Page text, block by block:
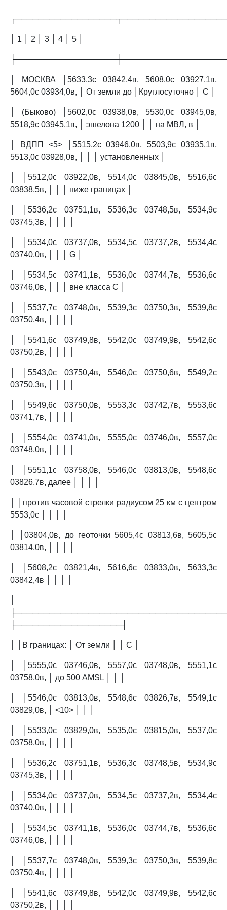
│ 1 │ 2 │ 3 │ 4 │ 5 │
│ МОСКВА │5633,3с 03842,4в, 5608,0с 03927,1в,
5604,0с 03934,0в, │ От земли до │Круглосуточно │ C │
│ (Быково) │5602,0с 03938,0в, 5530,0с 03945,0в,
5518,9с 03945,1в, │ эшелона 1200 │ │ на МВЛ, в │
│ ВДПП <5> │5515,2с 03946,0в, 5503,9с 03935,1в,
5513,0с 03928,0в, │ │ │ установленных │
│ │5512,0с 03922,0в, 5514,0с 03845,0в, 5516,6с
03838,5в, │ │ │ ниже границах │
│ │5536,2с 03751,1в, 5536,3с 03748,5в, 5534,9с
03745,3в, │ │ │ │
│ │5534,0с 03737,0в, 5534,5с 03737,2в, 5534,4с
03740,0в, │ │ │ G │
│ │5534,5с 03741,1в, 5536,0с 03744,7в, 5536,6с
03746,0в, │ │ │ вне класса C │
│ │5537,7с 03748,0в, 5539,3с 03750,3в, 5539,8с
03750,4в, │ │ │ │
│ │5541,6с 03749,8в, 5542,0с 03749,9в, 5542,6с
03750,2в, │ │ │ │
│ │5543,0с 03750,4в, 5546,0с 03750,6в, 5549,2с
03750,3в, │ │ │ │
│ │5549,6с 03750,0в, 5553,3с 03742,7в, 5553,6с
03741,7в, │ │ │ │
│ │5554,0с 03741,0в, 5555,0с 03746,0в, 5557,0с
03748,0в, │ │ │ │
│ │5551,1с 03758,0в, 5546,0с 03813,0в, 5548,6с
03826,7в, далее │ │ │ │
│ │против часовой стрелки радиусом 25 км с центром
5553,0с │ │ │ │
│ │03804,0в, до геоточки 5605,4с 03813,6в, 5605,5с
03814,0в, │ │ │ │
│ │5608,2с 03821,4в, 5616,6с 03833,0в, 5633,3с
03842,4в │ │ │ │
├───────────────────┤
│ │В границах: │ От земли │ │ C │
│ │5555,0с 03746,0в, 5557,0с 03748,0в, 5551,1с
03758,0в, │ до 500 AMSL │ │ │
│ │5546,0с 03813,0в, 5548,6с 03826,7в, 5549,1с
03829,0в, │ <10> │ │ │
│ │5533,0с 03829,0в, 5535,0с 03815,0в, 5537,0с
03758,0в, │ │ │ │
│ │5536,2с 03751,1в, 5536,3с 03748,5в, 5534,9с
03745,3в, │ │ │ │
│ │5534,0с 03737,0в, 5534,5с 03737,2в, 5534,4с
03740,0в, │ │ │ │
│ │5534,5с 03741,1в, 5536,0с 03744,7в, 5536,6с
03746,0в, │ │ │ │
│ │5537,7с 03748,0в, 5539,3с 03750,3в, 5539,8с
03750,4в, │ │ │ │
│ │5541,6с 03749,8в, 5542,0с 03749,9в, 5542,6с
03750,2в, │ │ │ │